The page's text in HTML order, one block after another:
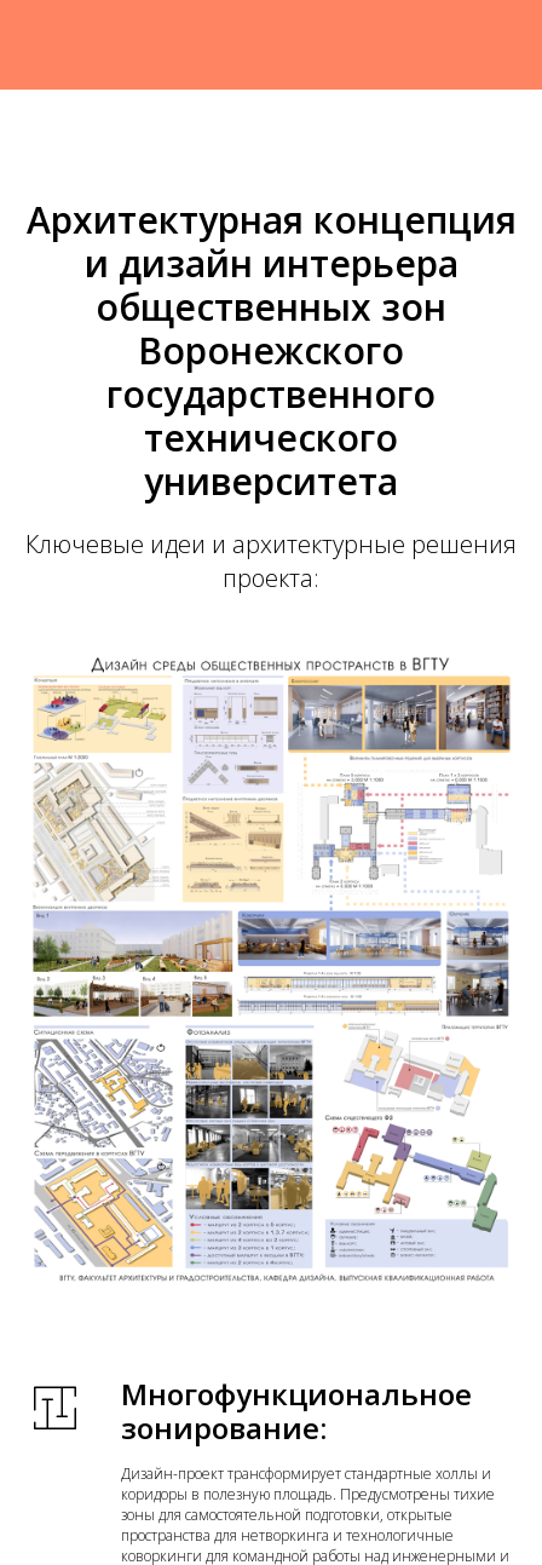
Архитектурная концепция
и дизайн интерьера
общественных зон
Воронежского
государственного
технического
университета
Ключевые идеи и архитектурные решения
проекта:
Многофункциональное
зонирование:
Дизайн-проект трансформирует стандартные холлы и
коридоры в полезную площадь. Предусмотрены тихие
зоны для самостоятельной подготовки, открытые
пространства для нетворкинга и технологичные
коворкинги для командной работы над инженерными и